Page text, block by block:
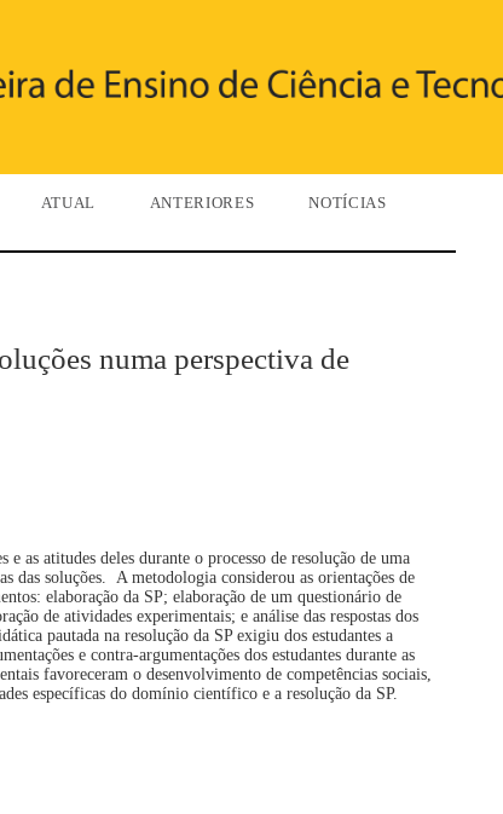
ATUAL ANTERIORES NOTÍCIAS
numa perspectiva de
e as atitudes deles durante o processo de resolução de uma
das soluções. A metodologia considerou as orientações de
elaboração da SP; elaboração de um questionário de
de atividades experimentais; e análise das respostas dos
pautada na resolução da SP exigiu dos estudantes a
e contra-argumentações dos estudantes durante as
favoreceram o desenvolvimento de competências sociais,
específicas do domínio científico e a resolução da SP.